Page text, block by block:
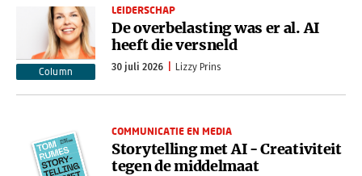
Column
LEIDERSCHAP
De overbelasting was er al. AI
heeft die versneld
30 juli 2026 Lizzy Prins
COMMUNICATIE EN MEDIA
Storytelling met AI - Creativiteit
tegen de middelmaat